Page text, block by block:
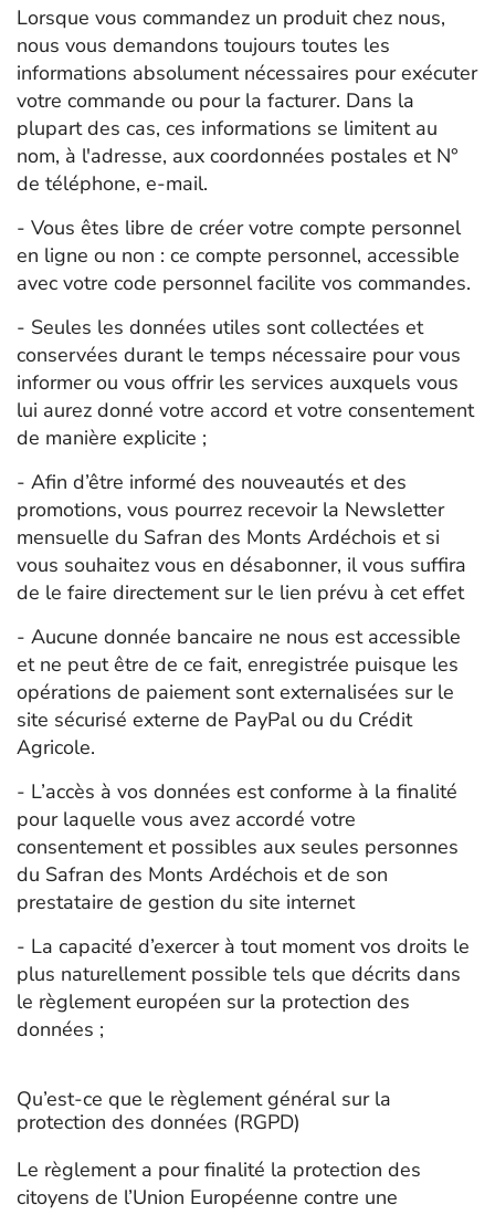
Lorsque vous commandez un produit chez nous,
nous vous demandons toujours toutes les
informations absolument nécessaires pour exécuter
votre commande ou pour la facturer. Dans la
plupart des cas, ces informations se limitent au
nom, à l'adresse, aux coordonnées postales et N°
de téléphone, e-mail.
- Vous êtes libre de créer votre compte personnel
en ligne ou non : ce compte personnel, accessible
avec votre code personnel facilite vos commandes.
- Seules les données utiles sont collectées et
conservées durant le temps nécessaire pour vous
informer ou vous offrir les services auxquels vous
lui aurez donné votre accord et votre consentement
de manière explicite ;
- Afin d’être informé des nouveautés et des
promotions, vous pourrez recevoir la Newsletter
mensuelle du Safran des Monts Ardéchois et si
vous souhaitez vous en désabonner, il vous suffira
de le faire directement sur le lien prévu à cet effet
- Aucune donnée bancaire ne nous est accessible
et ne peut être de ce fait, enregistrée puisque les
opérations de paiement sont externalisées sur le
site sécurisé externe de PayPal ou du Crédit
Agricole.
- L’accès à vos données est conforme à la finalité
pour laquelle vous avez accordé votre
consentement et possibles aux seules personnes
du Safran des Monts Ardéchois et de son
prestataire de gestion du site internet
- La capacité d’exercer à tout moment vos droits le
plus naturellement possible tels que décrits dans
le règlement européen sur la protection des
données ;
Qu’est-ce que le règlement général sur la
protection des données (RGPD)
Le règlement a pour finalité la protection des
citoyens de l’Union Européenne contre une